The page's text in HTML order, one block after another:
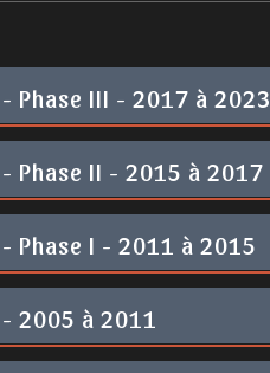
Phase III - 2017 à 2023
Phase II - 2015 à 2017
Phase I - 2011 à 2015
2005 à 2011